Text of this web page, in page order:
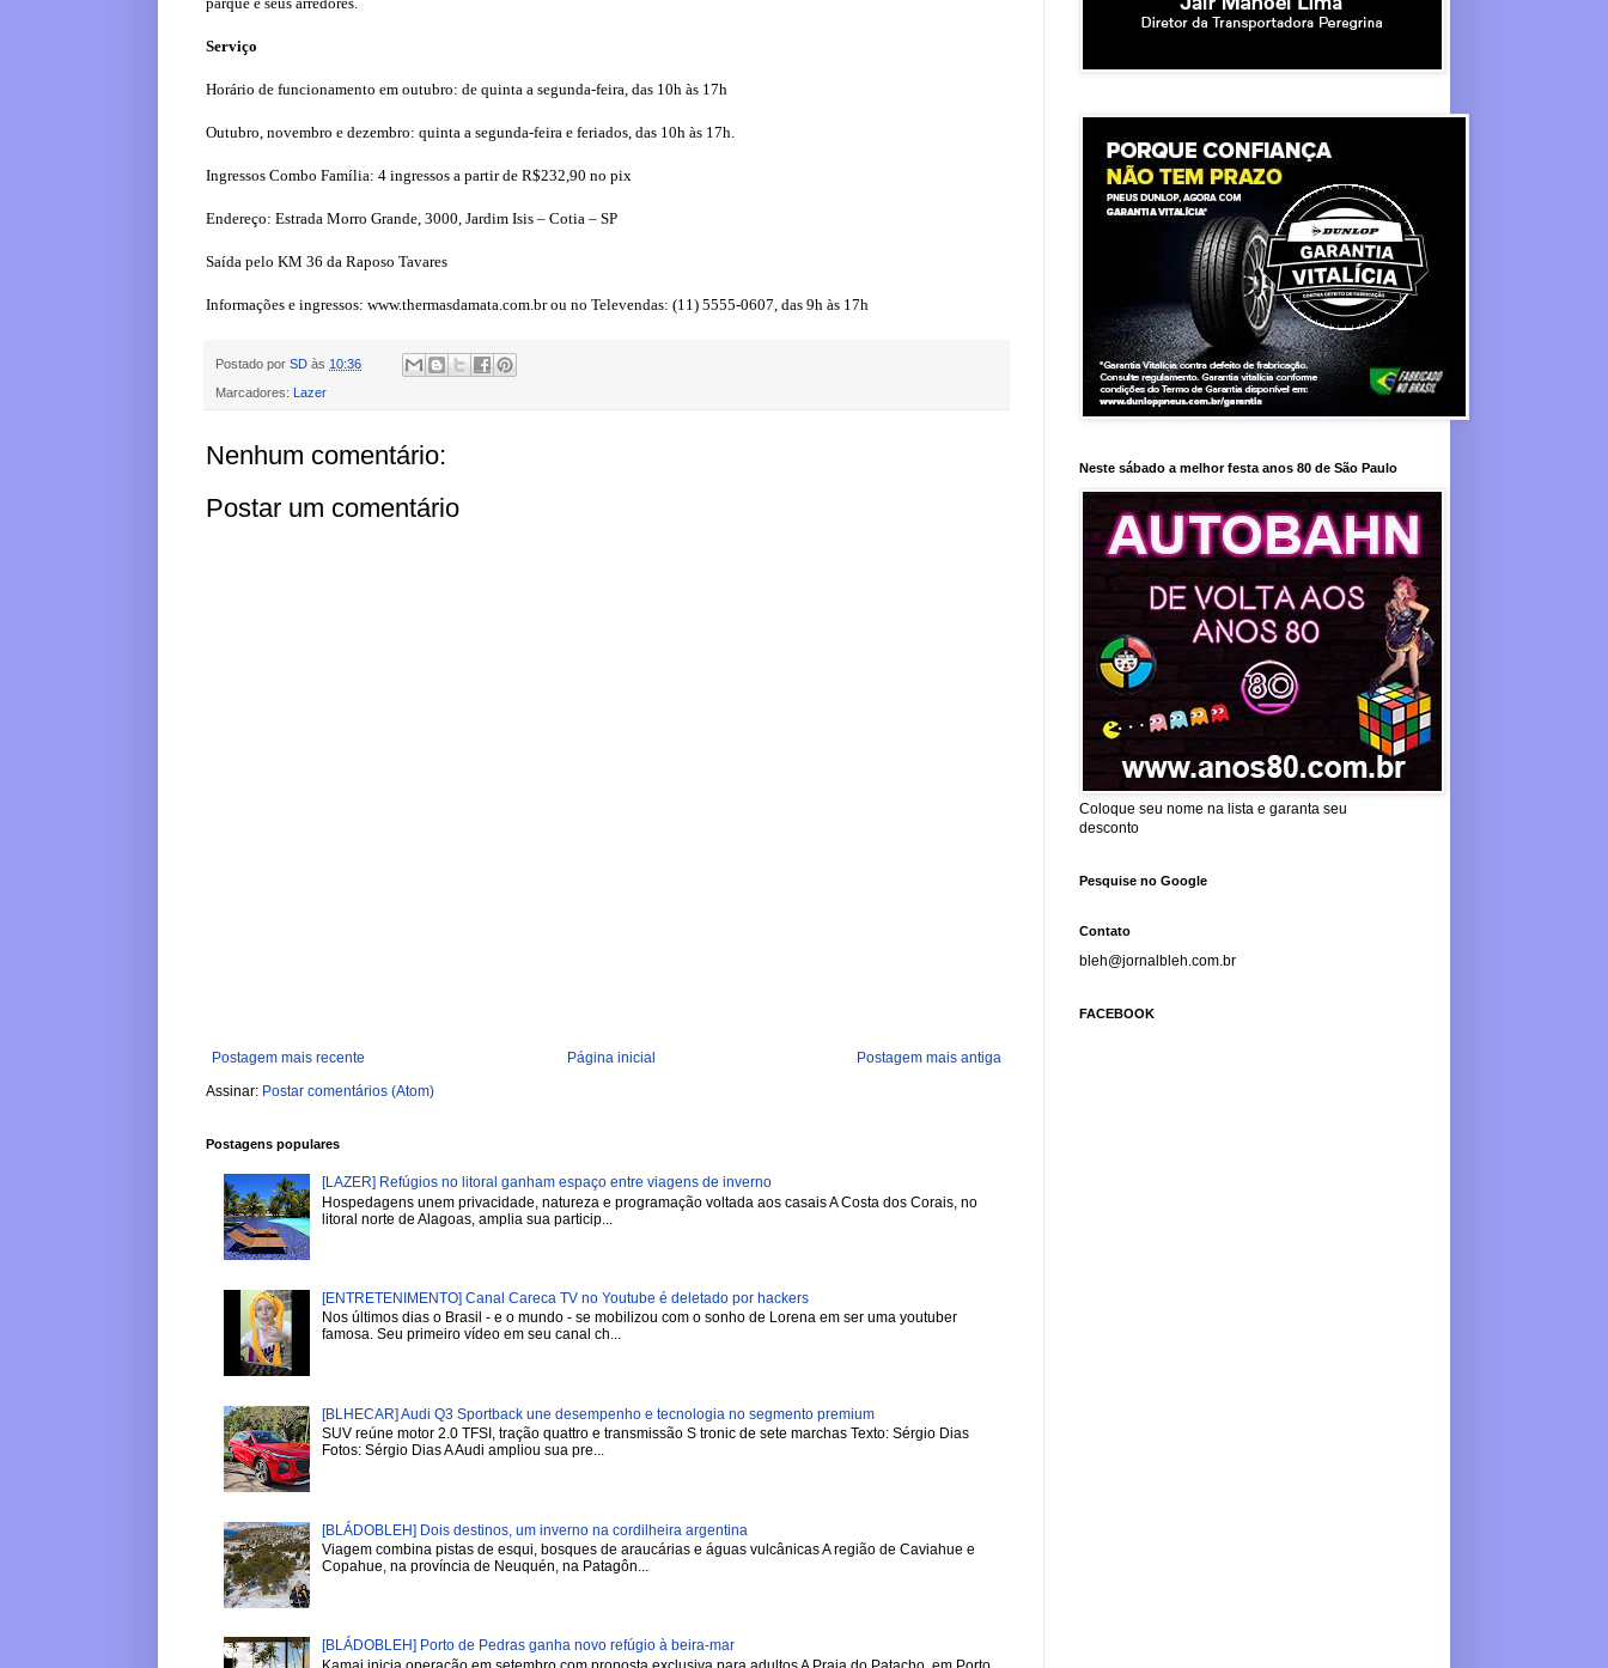
Serviço
Horário de funcionamento em outubro: de quinta a segunda-feira, das 10h às 17h
Outubro, novembro e dezembro: quinta a segunda-feira e feriados, das 10h às 17h.
Ingressos Combo Família: 4 ingressos a partir de R$232,90 no pix
Endereço: Estrada Morro Grande, 3000, Jardim Isis – Cotia – SP
Saída pelo KM 36 da Raposo Tavares
Informações e ingressos: www.thermasdamata.com.br ou no Televendas: (11) 5555-0607, das 9h às 17h
Postado por SD às 10:36
Marcadores: Lazer
Nenhum comentário:
Postar um comentário
Postagem mais recente Postagem mais antiga
Página inicial
Assinar: Postar comentários (Atom)
Postagens populares
[LAZER] Refúgios no litoral ganham espaço entre viagens de inverno
Hospedagens unem privacidade, natureza e programação voltada aos casais A Costa dos Corais, no
litoral norte de Alagoas, amplia sua particip...
[ENTRETENIMENTO] Canal Careca TV no Youtube é deletado por hackers
Nos últimos dias o Brasil - e o mundo - se mobilizou com o sonho de Lorena em ser uma youtuber
famosa. Seu primeiro vídeo em seu canal ch...
[BLHECAR] Audi Q3 Sportback une desempenho e tecnologia no segmento premium
SUV reúne motor 2.0 TFSI, tração quattro e transmissão S tronic de sete marchas Texto: Sérgio Dias
Fotos: Sérgio Dias A Audi ampliou sua pre...
[BLÁDOBLEH] Dois destinos, um inverno na cordilheira argentina
Viagem combina pistas de esqui, bosques de araucárias e águas vulcânicas A região de Caviahue e
Copahue, na província de Neuquén, na Patagôn...
[BLÁDOBLEH] Porto de Pedras ganha novo refúgio à beira-mar
Neste sábado a melhor festa anos 80 de São Paulo
Coloque seu nome na lista e garanta seu
desconto
Pesquise no Google
Contato
bleh@jornalbleh.com.br
FACEBOOK